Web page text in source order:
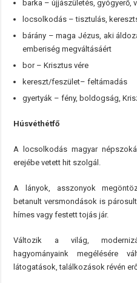
barka – újjászületés, gyógyerő,
locsolkodás – tisztulás,
bárány – maga Jézus, aki
emberiség megváltásáért
bor – Krisztus vére
kereszt/feszület– feltámadás
gyertyák – fény, boldogság,
Húsvéthétfő
A locsolkodás magyar
erejébe vetett hit szolgál.
A lányok, asszonyok
betanult versmondások is
hímes vagy festett tojás jár.
Változik a világ,
hagyományaink megélésére
látogatások, találkozások révén